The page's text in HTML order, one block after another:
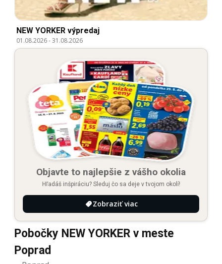
NEW YORKER výpredaj
01.08.2026-31.08.2026
Objavte to najlepšie z vášho okolia
Hľadáš inšpiráciu? Sleduj čo sa deje v tvojom okolí!
Zobraziť viac
Pobočky NEW YORKER v meste
Poprad